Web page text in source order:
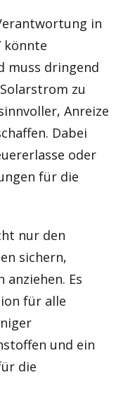
in
könnte
muss dringend
zu
Anreize
Dabei
oder
für die
nur den
sichern,
Es
für alle
und ein
die